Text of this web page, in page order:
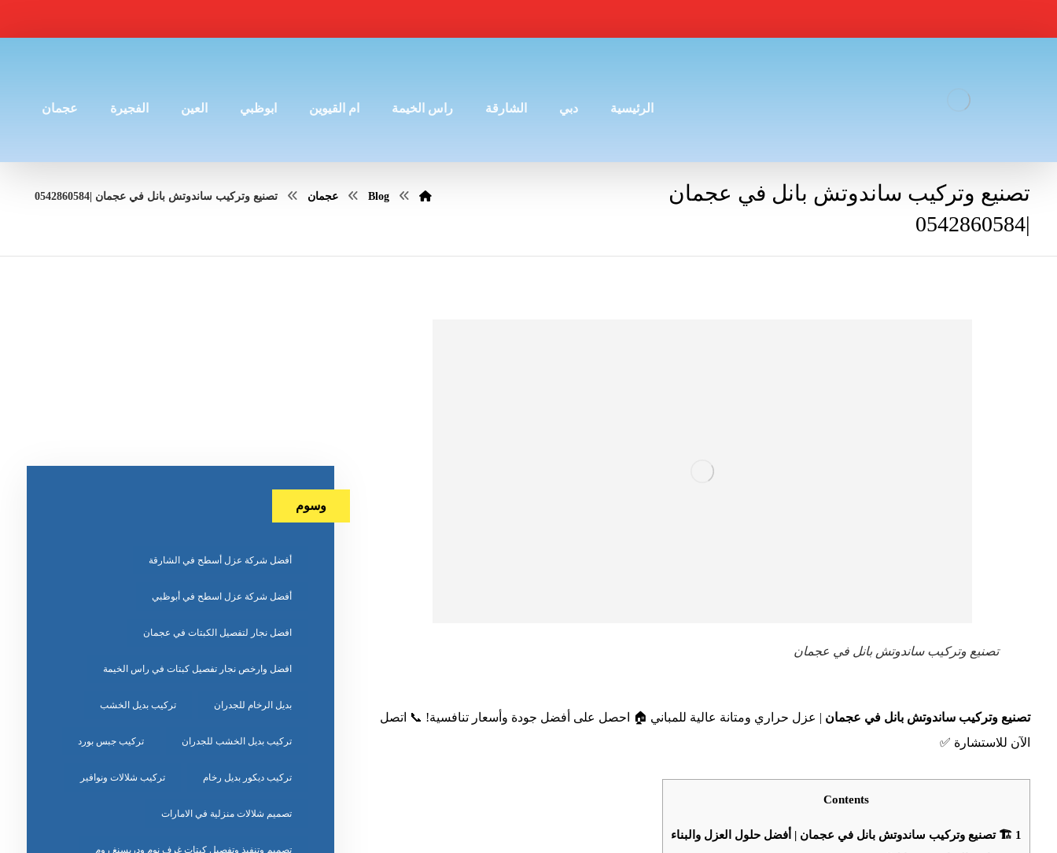
الرئيسية دبي الشارقة راس الخيمة ام القيوين ابوظبي العين الفجيرة عجمان
تصنيع وتركيب ساندوتش بانل في عجمان
|0542860584
Blog عجمان تصنيع وتركيب ساندوتش بانل في عجمان |0542860584
تصنيع وتركيب ساندوتش بانل في عجمان
تصنيع وتركيب ساندوتش بانل في عجمان | عزل حراري ومتانة عالية للمباني 🏠 احصل على أفضل جودة وأسعار تنافسية! 📞 اتصل
الآن للاستشارة ✅
Contents
1 🏗️ تصنيع وتركيب ساندوتش بانل في عجمان | أفضل حلول العزل والبناء
وسوم
أفضل شركة عزل أسطح في الشارقة
أفضل شركة عزل اسطح في أبوظبي
افضل نجار لتفصيل الكبتات في عجمان
افضل وارخص نجار تفصيل كبتات في راس الخيمة
بديل الرخام للجدران تركيب بديل الخشب
تركيب بديل الخشب للجدران تركيب جبس بورد
تركيب ديكور بديل رخام تركيب شلالات ونوافير
تصميم شلالات منزلية في الامارات
تصميم وتنفيذ وتفصيل كبتات غرف نوم ودريسنغ روم